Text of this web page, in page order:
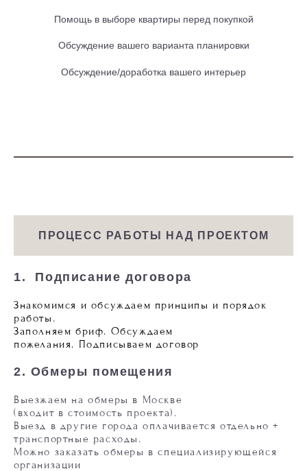
Помощь в выборе квартиры перед покупкой
Обсуждение вашего варианта планировки
Обсуждение/доработка вашего интерьер
ПРОЦЕСС РАБОТЫ НАД ПРОЕКТОМ
1. Подписание договора
Знакомимся и обсуждаем принципы и порядок
работы.
Заполняем бриф. Обсуждаем
пожелания. Подписываем договор
2. Обмеры помещения
Выезжаем на обмеры в Москве
(входит в стоимость проекта).
Выезд в другие города оплачивается отдельно +
транспортные расходы.
Можно заказать обмеры в специализирующейся
организации